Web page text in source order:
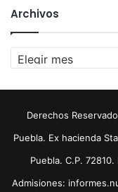
Archivos
Archivos
Derechos
Puebla. Ex hacienda
Puebla. C.P.
Admisiones: